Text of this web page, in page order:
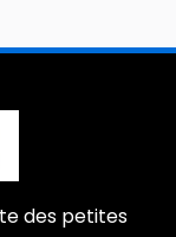
des petites